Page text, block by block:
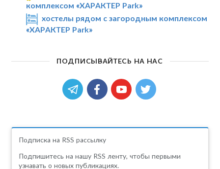
комплексом «ХАРАКТЕР Park»
хостелы рядом с загородным комплексом
«ХАРАКТЕР Park»
ПОДПИСЫВАЙТЕСЬ НА НАС
Подписка на RSS рассылку
Подпишитесь на нашу RSS ленту, чтобы первыми
узнавать о новых публикациях.